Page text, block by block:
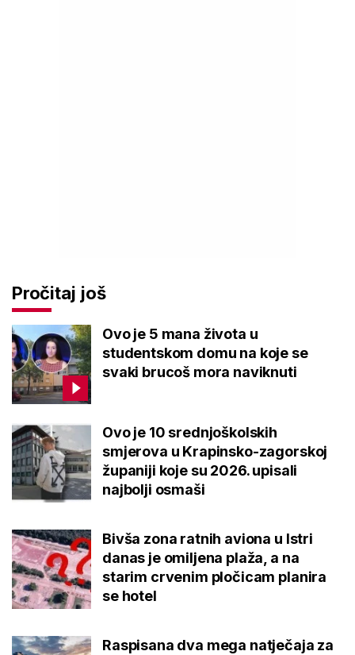
Pročitaj još
Ovo je 5 mana života u
studentskom domu na koje se
svaki brucoš mora naviknuti
Ovo je 10 srednjoškolskih
smjerova u Krapinsko-zagorskoj
županiji koje su 2026. upisali
najbolji osmaši
Bivša zona ratnih aviona u Istri
danas je omiljena plaža, a na
starim crvenim pločicam planira
se hotel
Raspisana dva mega natječaja za